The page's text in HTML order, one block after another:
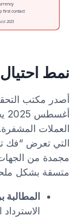
نمط
أصدر مكتب
العملات
التي تعرض “فك
مجمدة من الجهات
متسقة بشكل